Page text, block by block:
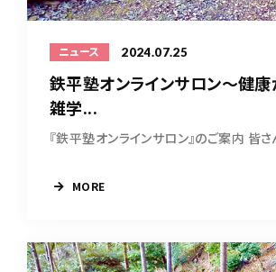
ニュース 2024.07.25
鉄平塾オンラインサロン～健
雑学...
『鉄平塾オンラインサロン』のご案内 皆さ
MORE